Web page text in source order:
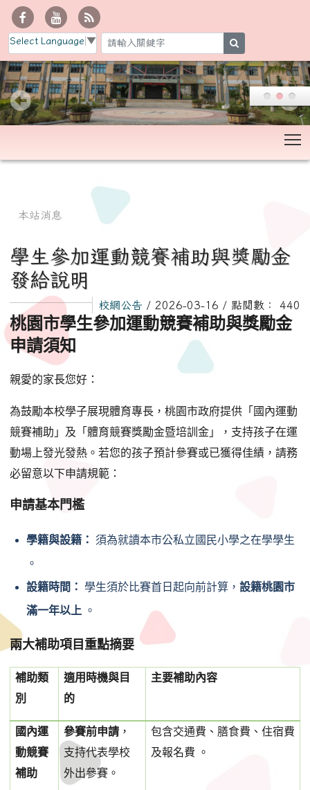
Select Language ▼
本站消息
學生參加運動競賽補助與獎勵金
發給說明
校網公告 / 2026-03-16 / 點閱數： 440
桃園市學生參加運動競賽補助與獎勵金
申請須知
親愛的家長您好：
為鼓勵本校學子展現體育專長，桃園市政府提供「國內運動
競賽補助」及「體育競賽獎勵金暨培訓金」，支持孩子在運
動場上發光發熱。若您的孩子預計參賽或已獲得佳績，請務
必留意以下申請規範：
申請基本門檻
學籍與設籍：
須為就讀本市公私立國民小學之在學學生
。
設籍時間： 學生須於比賽首日起向前計算， 設籍桃園市
滿一年以上 。
兩大補助項目重點摘要
補助類
別
適用時機與目
的
主要補助內容
國內運
動競賽
補助
參賽前申請 ，
支持代表學校
外出參賽。
包含交通費、膳食費、住宿費
及報名費 。